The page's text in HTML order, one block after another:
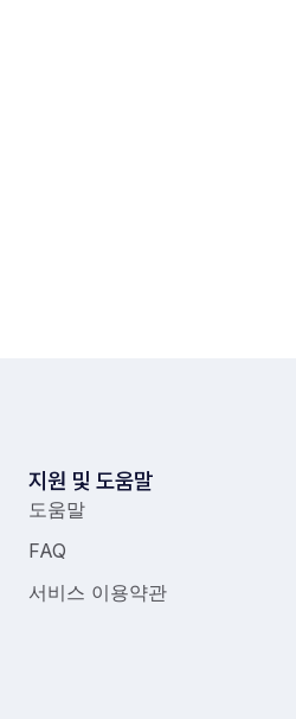
지원 및 도움말
도움말
FAQ
서비스 이용약관